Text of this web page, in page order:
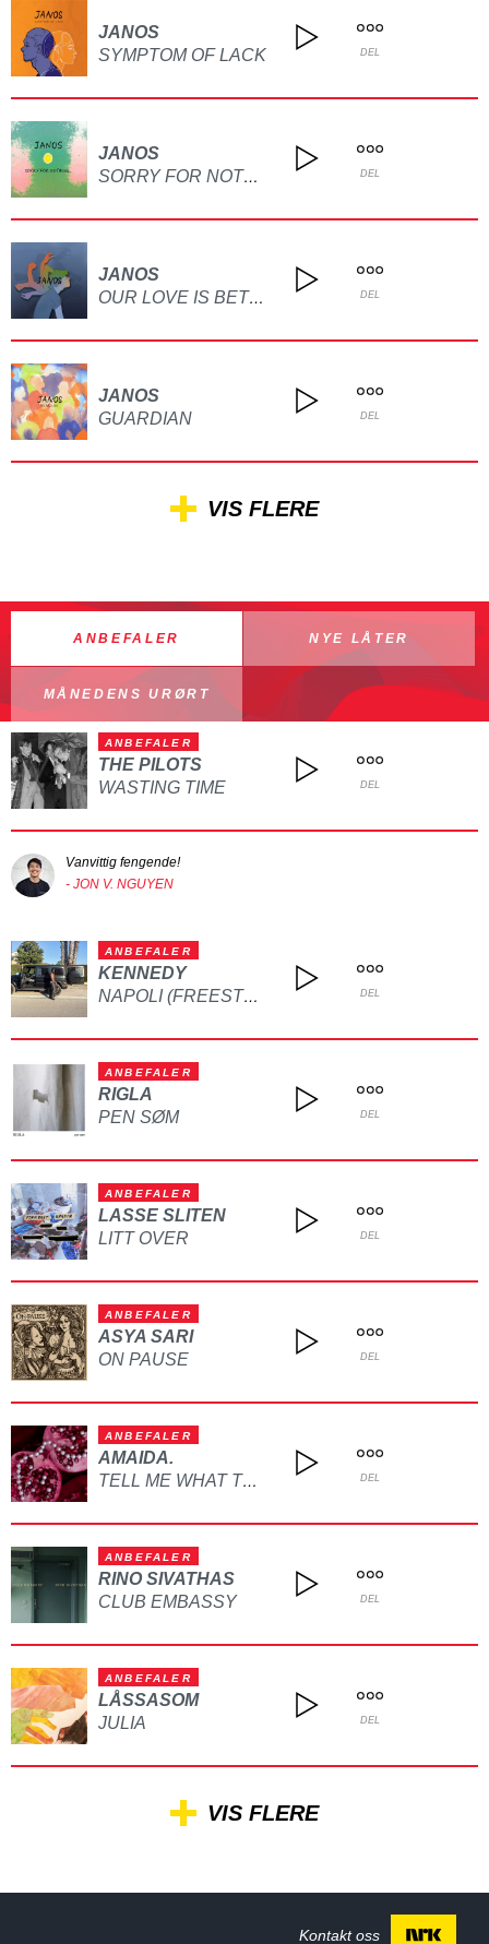
JANOS
SYMPTOM OF LACK
DEL
JANOS
SORRY FOR NOTHING DEL
JANOS
OUR LOVE IS BETTER WITHOUT ME DEL
JANOS
GUARDIAN
DEL
VIS FLERE
ANBEFALER NYE LÅTER
MÅNEDENS URØRT
ANBEFALER
THE PILOTS
WASTING TIME
DEL
Vanvittig fengende!
- JON V. NGUYEN
ANBEFALER
KENNEDY
NAPOLI (FREESTYLE) DEL
ANBEFALER
RIGLA
PEN SØM
DEL
ANBEFALER
LASSE SLITEN
LITT OVER
DEL
ANBEFALER
ASYA SARI
ON PAUSE
DEL
ANBEFALER
AMAIDA.
TELL ME WHAT TO DO DEL
ANBEFALER
RINO SIVATHAS
CLUB EMBASSY
DEL
ANBEFALER
LÅSSASOM
JULIA
DEL
VIS FLERE
Kontakt oss